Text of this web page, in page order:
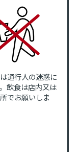
通行人の迷惑に
飲食は店内又は
でお願いしま